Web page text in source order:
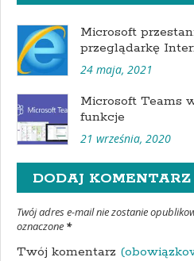
Microsoft
przeglądarkę
24 maja, 2021
Microsoft Teams
funkcje
21 września, 2020
DODAJ KOMENTARZ
Twój adres e-mail nie zostanie
oznaczone *
Twój komentarz